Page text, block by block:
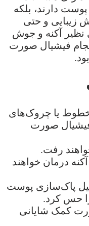
دارند، بلکه
زیبایی و حتی
نظیر آکنه و جوش
فیشیال صورت
یا چروک‌های
صورت
رفت.
درمان خواهند
پاک‌سازی پوست
را حس کرد.
کمک شایانی